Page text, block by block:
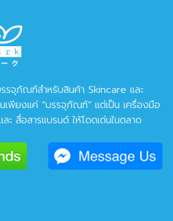
รจุภัณฑ์สำหรับสินค้า Skincare และ
เพียงแค่ “บรรจุภัณฑ์” แต่เป็น เครื่องมือ
ะ สื่อสารแบรนด์ ให้โดดเด่นในตลาด